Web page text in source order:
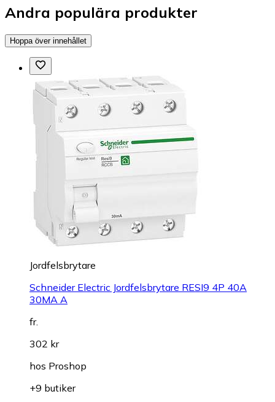
Andra populära produkter
Hoppa över innehållet
Jordfelsbrytare
Schneider Electric Jordfelsbrytare RESI9 4P 40A
30MA A
fr.
302 kr
hos Proshop
+9 butiker